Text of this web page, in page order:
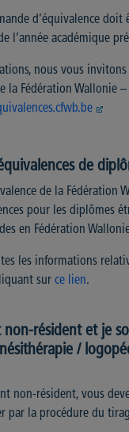
d’équivalence
l’année académique
nous vous
la Fédération Wallonie –
de
de la Fédération
pour les diplômes
en Fédération
les informations
sur ce lien.
non-résident et je
/
non-résident, vous
par la procédure du